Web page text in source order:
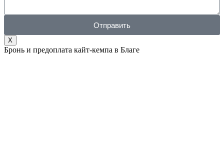
Отправить
X
Бронь и предоплата кайт-кемпа в Благе